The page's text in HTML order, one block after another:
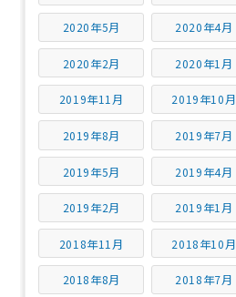
2020年5月 2020年4月
2020年2月 2020年1月
2019年11月 2019年10月
2019年8月 2019年7月
2019年5月 2019年4月
2019年2月 2019年1月
2018年11月 2018年10月
2018年8月 2018年7月